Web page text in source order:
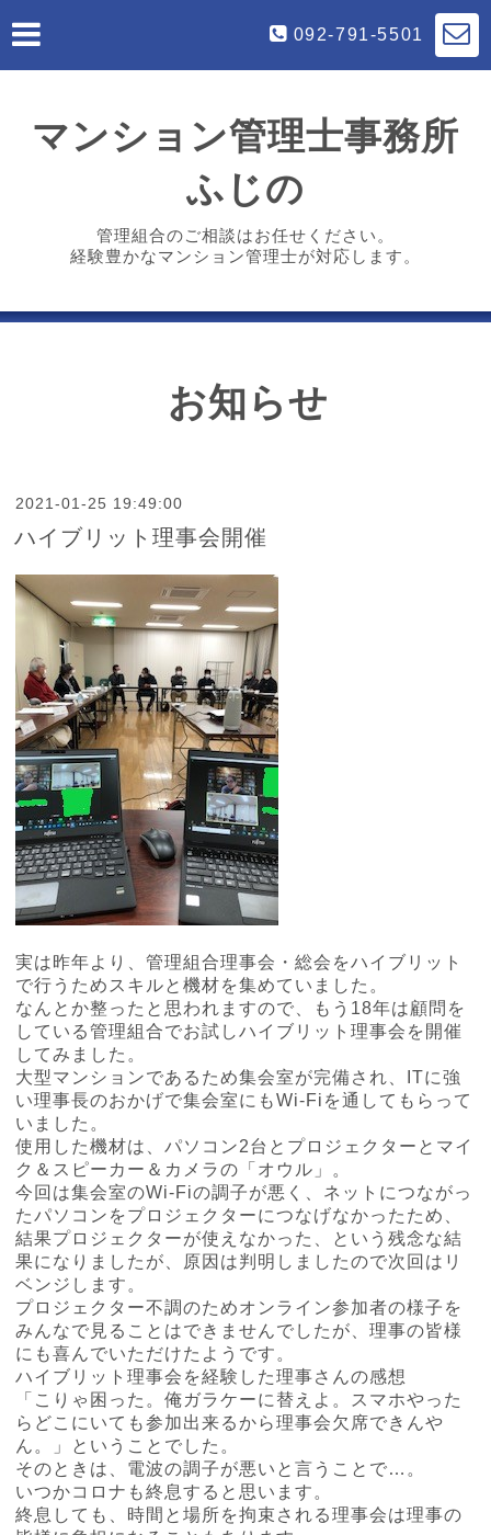
092-791-5501
マンション管理士事務所
ふじの
管理組合のご相談はお任せください。
経験豊かなマンション管理士が対応します。
お知らせ
2021-01-25 19:49:00
ハイブリット理事会開催
実は昨年より、管理組合理事会・総会をハイブリット
で行うためスキルと機材を集めていました。
なんとか整ったと思われますので、もう18年は顧問を
している管理組合でお試しハイブリット理事会を開催
してみました。
大型マンションであるため集会室が完備され、ITに強
い理事長のおかげで集会室にもWi-Fiを通してもらって
いました。
使用した機材は、パソコン2台とプロジェクターとマイ
ク＆スピーカー＆カメラの「オウル」。
今回は集会室のWi-Fiの調子が悪く、ネットにつながっ
たパソコンをプロジェクターにつなげなかったため、
結果プロジェクターが使えなかった、という残念な結
果になりましたが、原因は判明しましたので次回はリ
ベンジします。
プロジェクター不調のためオンライン参加者の様子を
みんなで見ることはできませんでしたが、理事の皆様
にも喜んでいただけたようです。
ハイブリット理事会を経験した理事さんの感想
「こりゃ困った。俺ガラケーに替えよ。スマホやった
らどこにいても参加出来るから理事会欠席できんや
ん。」ということでした。
そのときは、電波の調子が悪いと言うことで…。
いつかコロナも終息すると思います。
終息しても、時間と場所を拘束される理事会は理事の